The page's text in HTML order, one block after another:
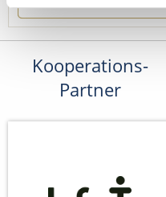
Kooperations-
Partner